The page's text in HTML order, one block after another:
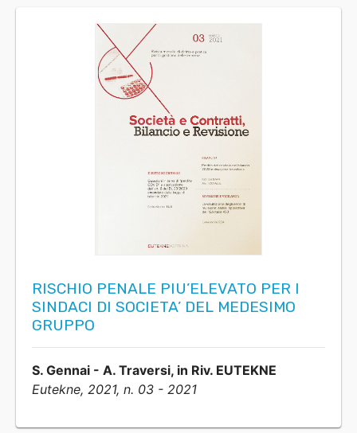
RISCHIO PENALE PIU’ELEVATO PER I
SINDACI DI SOCIETA’ DEL MEDESIMO
GRUPPO
S. Gennai - A. Traversi, in Riv. EUTEKNE
Eutekne, 2021, n. 03 - 2021